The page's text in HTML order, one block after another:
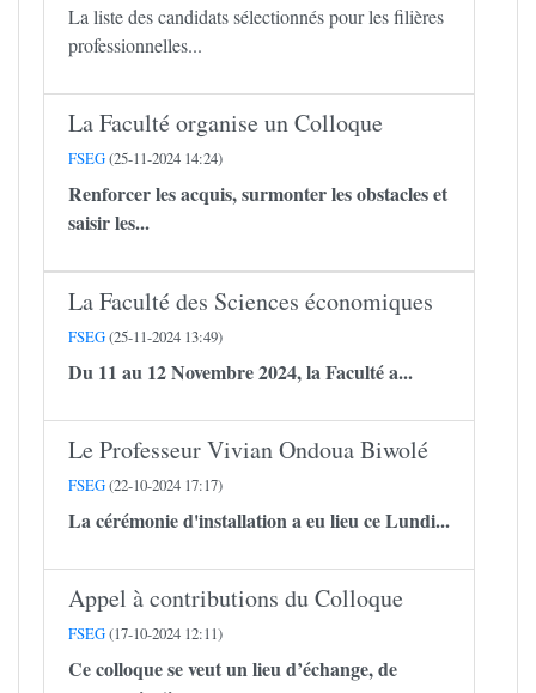
La liste des candidats sélectionnés pour les filières
professionnelles...
La Faculté organise un Colloque
FSEG(25-11-2024 14:24)
Renforcer les acquis, surmonter les obstacles et
saisir les...
La Faculté des Sciences économiques
FSEG(25-11-2024 13:49)
Du 11 au 12 Novembre 2024, la Faculté a...
Le Professeur Vivian Ondoua Biwolé
FSEG(22-10-2024 17:17)
La cérémonie d'installation a eu lieu ce Lundi...
Appel à contributions du Colloque
FSEG(17-10-2024 12:11)
Ce colloque se veut un lieu d’échange, de